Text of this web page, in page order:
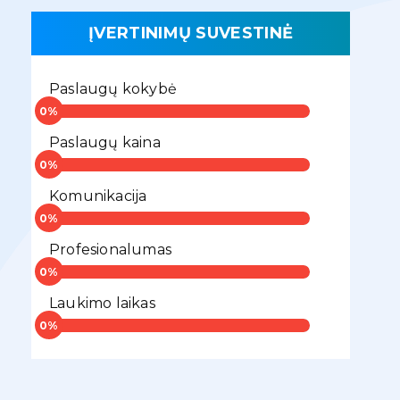
ĮVERTINIMŲ SUVESTINĖ
Paslaugų kokybė
Paslaugų kaina
Komunikacija
Profesionalumas
Laukimo laikas